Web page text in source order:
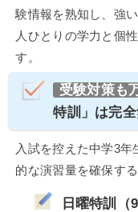
験情報を熟知し、強
人ひとりの学力と個
す。
受験対策も
特訓」は完全
入試を控えた中学3
的な演習量を確保す
日曜特訓（